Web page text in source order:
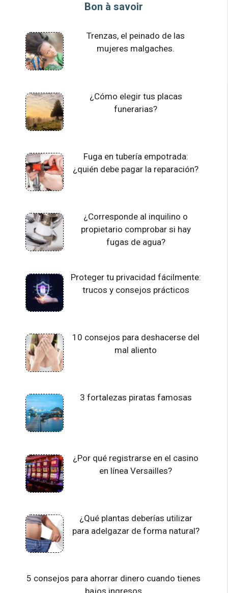
Bon à savoir
Trenzas, el peinado de las
mujeres malgaches.
¿Cómo elegir tus placas
funerarias?
Fuga en tubería empotrada:
¿quién debe pagar la reparación?
¿Corresponde al inquilino o
propietario comprobar si hay
fugas de agua?
Proteger tu privacidad fácilmente:
trucos y consejos prácticos
10 consejos para deshacerse del
mal aliento
3 fortalezas piratas famosas
¿Por qué registrarse en el casino
en línea Versailles?
¿Qué plantas deberías utilizar
para adelgazar de forma natural?
5 consejos para ahorrar dinero cuando tienes